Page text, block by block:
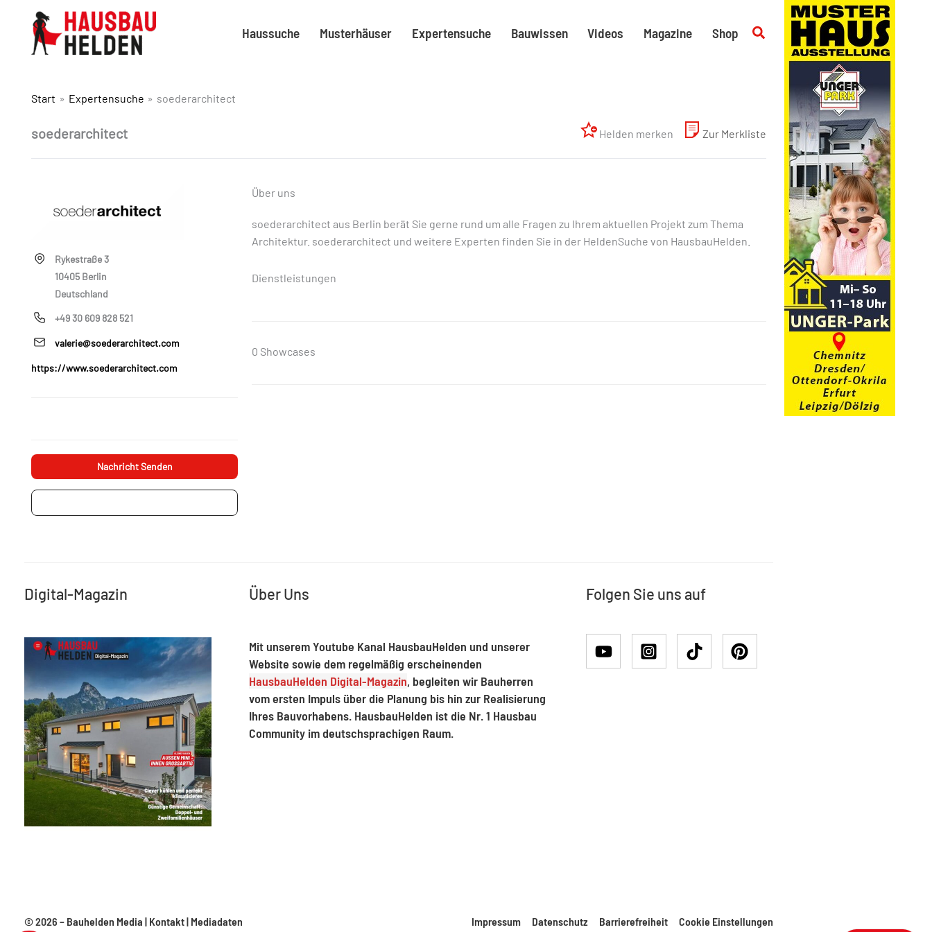
Haussuche Musterhäuser Expertensuche Bauwissen Videos Magazine Shop Suchen
Start Expertensuche soederarchitect
soederarchitect Helden merken Zur Merkliste
Rykestraße 3
10405 Berlin
Deutschland
+49 30 609 828 521
valerie@soederarchitect.com
https://www.soederarchitect.com
Nachricht Senden
Über uns
soederarchitect aus Berlin berät Sie gerne rund um alle Fragen zu Ihrem aktuellen Projekt zum Thema
Architektur. soederarchitect und weitere Experten finden Sie in der HeldenSuche von HausbauHelden.
Dienstleistungen
0 Showcases
Digital-Magazin Über Uns
Mit unserem Youtube Kanal HausbauHelden und unserer
Website sowie dem regelmäßig erscheinenden
HausbauHelden Digital-Magazin, begleiten wir Bauherren
vom ersten Impuls über die Planung bis hin zur Realisierung
Ihres Bauvorhabens. HausbauHelden ist die Nr. 1 Hausbau
Community im deutschsprachigen Raum.
Folgen Sie uns auf
© 2026 – Bauhelden Media | Kontakt| Mediadaten Impressum Datenschutz Barrierefreiheit Cookie Einstellungen